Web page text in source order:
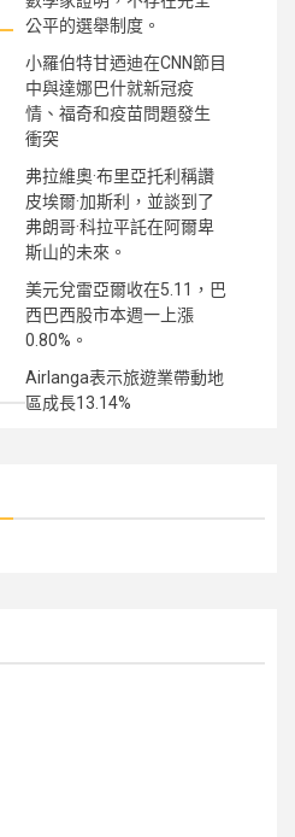
公平的選舉制度。
小羅伯特甘迺迪在CNN節目
中與達娜巴什就新冠疫
情、福奇和疫苗問題發生
衝突
弗拉維奧·布里亞托利稱讚
皮埃爾·加斯利，並談到了
弗朗哥·科拉平託在阿爾卑
斯山的未來。
美元兌雷亞爾收在5.11，巴
西巴西股市本週一上漲
0.80%。
Airlanga表示旅遊業帶動地
區成長13.14%